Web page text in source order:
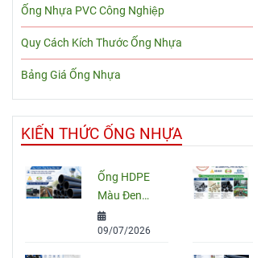
Ống Nhựa PVC Công Nghiệp
Quy Cách Kích Thước Ống Nhựa
Bảng Giá Ống Nhựa
KIẾN THỨC ỐNG NHỰA
Ống HDPE
Màu Đen
Sọc Xanh:
Quy Cách,
09/07/2026